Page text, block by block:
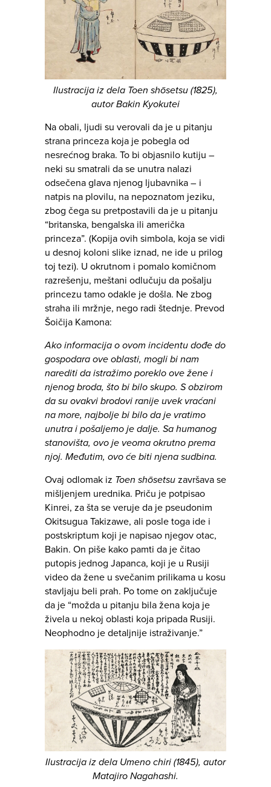
Ilustracija iz dela Toen shōsetsu (1825),
autor Bakin Kyokutei
Na obali, ljudi su verovali da je u pitanju
strana princeza koja je pobegla od
nesrećnog braka. To bi objasnilo kutiju –
neki su smatrali da se unutra nalazi
odsečena glava njenog ljubavnika – i
natpis na plovilu, na nepoznatom jeziku,
zbog čega su pretpostavili da je u pitanju
“britanska, bengalska ili američka
princeza”. (Kopija ovih simbola, koja se vidi
u desnoj koloni slike iznad, ne ide u prilog
toj tezi). U okrutnom i pomalo komičnom
razrešenju, meštani odlučuju da pošalju
princezu tamo odakle je došla. Ne zbog
straha ili mržnje, nego radi štednje. Prevod
Šoičija Kamona:
Ako informacija o ovom incidentu dođe do
gospodara ove oblasti, mogli bi nam
narediti da istražimo poreklo ove žene i
njenog broda, što bi bilo skupo. S obzirom
da su ovakvi brodovi ranije uvek vraćani
na more, najbolje bi bilo da je vratimo
unutra i pošaljemo je dalje. Sa humanog
stanovišta, ovo je veoma okrutno prema
njoj. Međutim, ovo će biti njena sudbina.
Ovaj odlomak iz Toen shōsetsu završava se
mišljenjem urednika. Priču je potpisao
Kinrei, za šta se veruje da je pseudonim
Okitsugua Takizawe, ali posle toga ide i
postskriptum koji je napisao njegov otac,
Bakin. On piše kako pamti da je čitao
putopis jednog Japanca, koji je u Rusiji
video da žene u svečanim prilikama u kosu
stavljaju beli prah. Po tome on zaključuje
da je “možda u pitanju bila žena koja je
živela u nekoj oblasti koja pripada Rusiji.
Neophodno je detaljnije istraživanje.”
Ilustracija iz dela Umeno chiri (1845), autor
Matajiro Nagahashi.